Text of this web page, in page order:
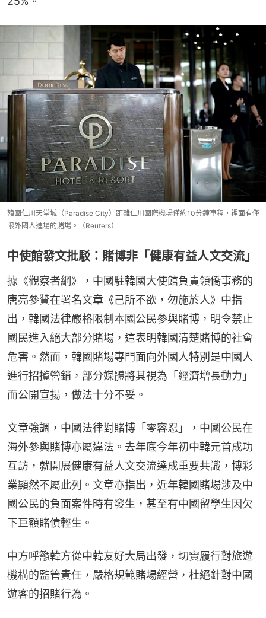
韓國仁川天堂城（Paradise City）距離仁川國際機場僅約10分鐘車程，裡面有僅
限外國人進場的賭場。（Reuters）
中使館發文批駁：賭博非「健康有益人文交流」
據《觀察者網》，中國駐韓國大使館負責領僑事務的
唐亮參贊在署名文章《己所不欲，勿施於人》中指
出，韓國法律嚴格限制本國公民參與賭博，明令禁止
國民進入絕大部分賭場，這表明韓國清楚賭博的社會
危害。然而，韓國賭場專門面向外國人特別是中國人
進行招攬營銷，部分媒體將其視為「經濟增長動力」
而公開宣揚，做法十分不妥。
文章強調，中國法律對賭博「零容忍」，中國公民在
海外參與賭博亦屬違法。去年底今年初中韓元首成功
互訪，就開展健康有益人文交流達成重要共識，博彩
業顯然不屬此列。文章亦指出，近年韓國賭場涉及中
國公民的負面案件時有發生，甚至有中國留學生因欠
下巨額賭債輕生。
中方呼籲韓方從中韓友好大局出發，切實履行對旅遊
機構的監管責任，嚴格規範賭場經營，杜絕針對中國
遊客的招賭行為。